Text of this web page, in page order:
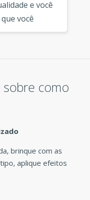
e você
você
por este
como
brinque com as
aplique efeitos